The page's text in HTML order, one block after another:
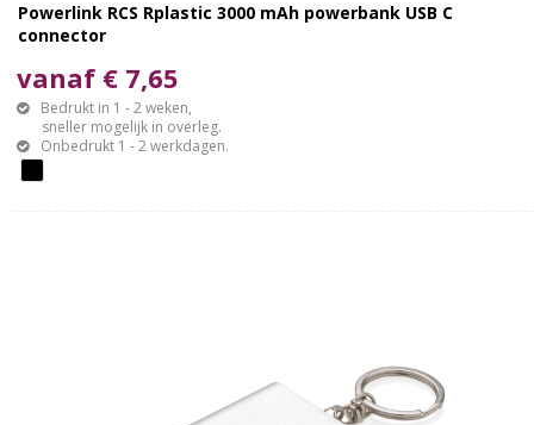
Powerlink RCS Rplastic 3000 mAh powerbank USB C
connector
vanaf € 7,65
Bedrukt in 1 - 2 weken,
sneller mogelijk in overleg.
Onbedrukt 1 - 2 werkdagen.